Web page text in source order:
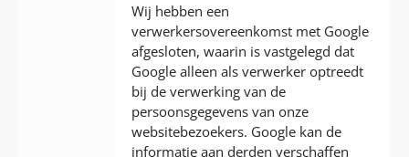
Wij hebben een
verwerkersovereenkomst met Google
afgesloten, waarin is vastgelegd dat
Google alleen als verwerker optreedt
bij de verwerking van de
persoonsgegevens van onze
websitebezoekers. Google kan de
informatie aan derden verschaffen